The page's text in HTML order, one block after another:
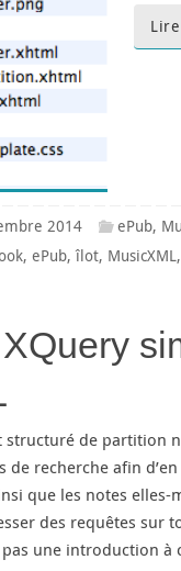
2014 ePub,
,ePub,îlot, MusicXML,
structuré de partition
de recherche afin
que les notes
des requêtes sur
une introduction à